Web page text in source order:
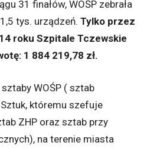
31 finałów, WOŚP zebrała
tys. urządzeń. Tylko przez
roku Szpitale Tczewskie
1 884 219,78 zł.
WOŚP ( sztab
któremu szefuje
ZHP oraz sztab przy
na terenie miasta